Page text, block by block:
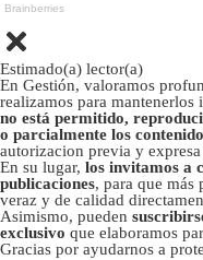
Estimado(a) lector(a)
En Gestión, valoramos
realizamos para mantenerlos
no está permitido,
o parcialmente los
autorizacion previa y
En su lugar, los invitamos a
publicaciones, para que más
veraz y de calidad
Asimismo, pueden
exclusivo que elaboramos
Gracias por ayudarnos a